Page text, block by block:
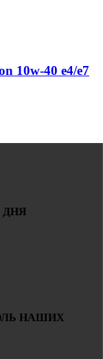
10w-40 e4/e7
ДНЯ
НАШИХ